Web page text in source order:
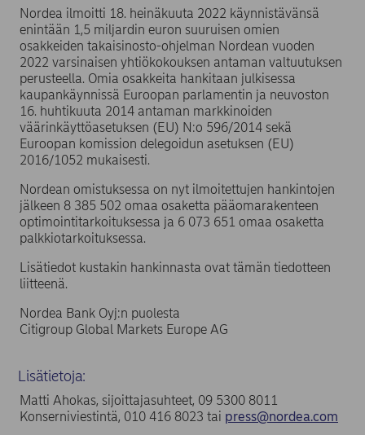
Nordea ilmoitti 18. heinäkuuta 2022 käynnistävänsä
enintään 1,5 miljardin euron suuruisen omien
osakkeiden takaisinosto-ohjelman Nordean vuoden
2022 varsinaisen yhtiökokouksen antaman valtuutuksen
perusteella. Omia osakkeita hankitaan julkisessa
kaupankäynnissä Euroopan parlamentin ja neuvoston
16. huhtikuuta 2014 antaman markkinoiden
väärinkäyttöasetuksen (EU) N:o 596/2014 sekä
Euroopan komission delegoidun asetuksen (EU)
2016/1052 mukaisesti.
Nordean omistuksessa on nyt ilmoitettujen hankintojen
jälkeen 8 385 502 omaa osaketta pääomarakenteen
optimointitarkoituksessa ja 6 073 651 omaa osaketta
palkkiotarkoituksessa.
Lisätiedot kustakin hankinnasta ovat tämän tiedotteen
liitteenä.
Nordea Bank Oyj:n puolesta
Citigroup Global Markets Europe AG
Lisätietoja:
Matti Ahokas, sijoittajasuhteet, 09 5300 8011
Konserniviestintä, 010 416 8023 tai press@nordea.com